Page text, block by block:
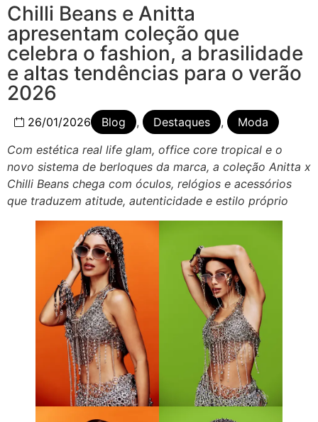
Chilli Beans e Anitta
apresentam coleção que
celebra o fashion, a brasilidade
e altas tendências para o verão
2026
26/01/2026 Blog , Destaques ,
Moda
Com estética real life glam, office core tropical e o
novo sistema de berloques da marca, a coleção Anitta x
Chilli Beans chega com óculos, relógios e acessórios
que traduzem atitude, autenticidade e estilo próprio